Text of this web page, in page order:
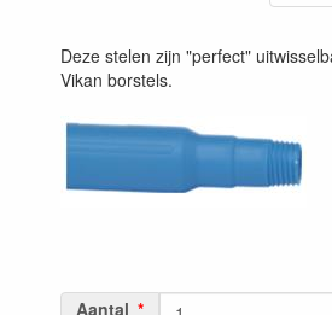
Deze stelen zijn "perfect"
Vikan borstels.
Aantal